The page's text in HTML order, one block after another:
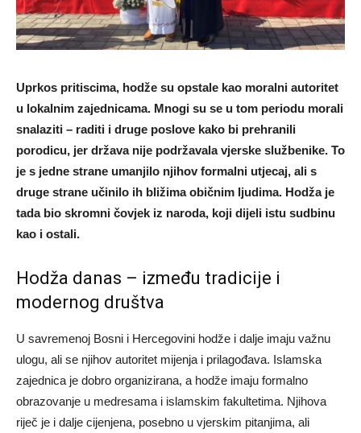
Uprkos pritiscima, hodže su opstale kao moralni autoritet
u lokalnim zajednicama. Mnogi su se u tom periodu morali
snalaziti – raditi i druge poslove kako bi prehranili
porodicu, jer država nije podržavala vjerske službenike. To
je s jedne strane umanjilo njihov formalni utjecaj, ali s
druge strane učinilo ih bližima običnim ljudima. Hodža je
tada bio skromni čovjek iz naroda, koji dijeli istu sudbinu
kao i ostali.
Hodža danas – između tradicije i
modernog društva
U savremenoj Bosni i Hercegovini hodže i dalje imaju važnu
ulogu, ali se njihov autoritet mijenja i prilagođava. Islamska
zajednica je dobro organizirana, a hodže imaju formalno
obrazovanje u medresama i islamskim fakultetima. Njihova
riječ je i dalje cijenjena, posebno u vjerskim pitanjima, ali